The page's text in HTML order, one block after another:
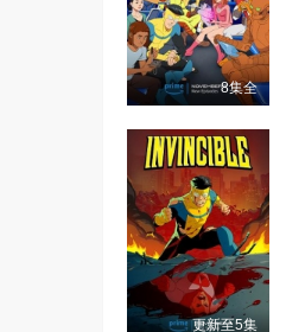
8集全
更新至5集